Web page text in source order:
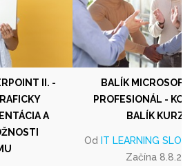
II. -
A
BALÍK
PROFESIONÁL -
BALÍK
Od IT LEARNING
Začína